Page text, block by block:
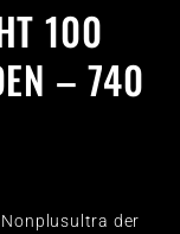
100
– 740
der